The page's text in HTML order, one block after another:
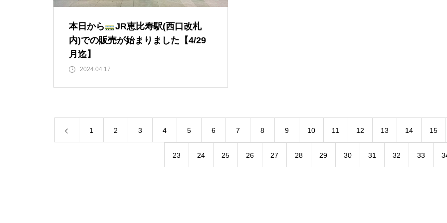
本日から
JR恵比寿駅(西口改札
内)での販売が始まりました【4/29
月迄】
2024.04.17
1 2 3 4 5 6 7 8 9 10 11 12 13 14 15
23 24 25 26 27 28 29 30 31 32 33